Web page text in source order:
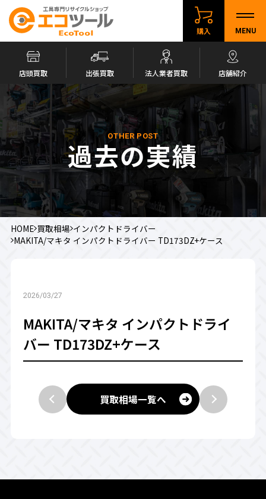
購入 MENU
店頭買取 出張買取 法人業者買取 店舗紹介
OTHER POST
過去の実績
HOME 買取相場 インパクトドライバー
MAKITA/マキタ インパクトドライバー TD173DZ+ケース
2026/03/27
MAKITA/マキタ インパクトドライ
バー TD173DZ+ケース
買取相場一覧へ